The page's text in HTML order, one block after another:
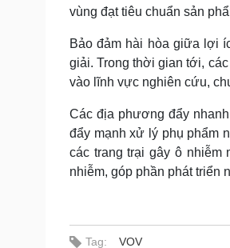
vùng đạt tiêu chuẩn sản
Bảo đảm hài hòa giữa lợi
giải. Trong thời gian tới,
vào lĩnh vực nghiên cứu,
Các địa phương đẩy
đẩy mạnh xử lý phụ phẩm
các trang trại gây ô nhiễm
nhiễm, góp phần phát triển
Tag: VOV